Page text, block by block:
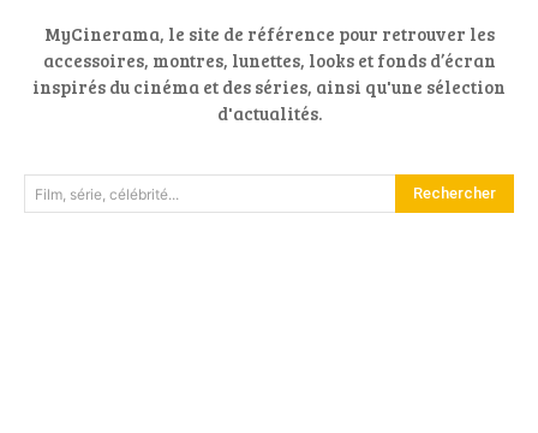
MyCinerama, le site de référence pour retrouver les
accessoires, montres, lunettes, looks et fonds d’écran
inspirés du cinéma et des séries, ainsi qu'une sélection
d'actualités.
Film, série, célébrité... Rechercher